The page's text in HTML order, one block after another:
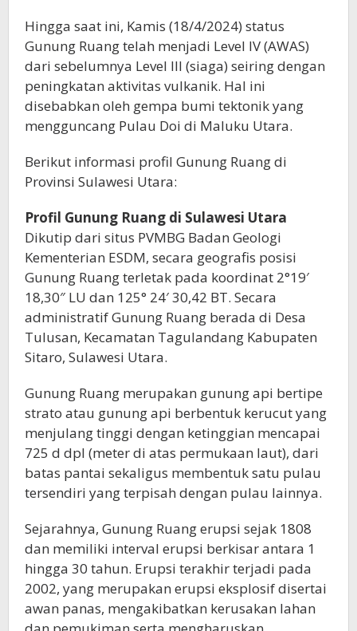
Hingga saat ini, Kamis (18/4/2024) status
Gunung Ruang telah menjadi Level IV (AWAS)
dari sebelumnya Level III (siaga) seiring dengan
peningkatan aktivitas vulkanik. Hal ini
disebabkan oleh gempa bumi tektonik yang
mengguncang Pulau Doi di Maluku Utara.
Berikut informasi profil Gunung Ruang di
Provinsi Sulawesi Utara:
Profil Gunung Ruang di Sulawesi Utara
Dikutip dari situs PVMBG Badan Geologi
Kementerian ESDM, secara geografis posisi
Gunung Ruang terletak pada koordinat 2°19′
18,30″ LU dan 125° 24′ 30,42 BT. Secara
administratif Gunung Ruang berada di Desa
Tulusan, Kecamatan Tagulandang Kabupaten
Sitaro, Sulawesi Utara.
Gunung Ruang merupakan gunung api bertipe
strato atau gunung api berbentuk kerucut yang
menjulang tinggi dengan ketinggian mencapai
725 d dpl (meter di atas permukaan laut), dari
batas pantai sekaligus membentuk satu pulau
tersendiri yang terpisah dengan pulau lainnya.
Sejarahnya, Gunung Ruang erupsi sejak 1808
dan memiliki interval erupsi berkisar antara 1
hingga 30 tahun. Erupsi terakhir terjadi pada
2002, yang merupakan erupsi eksplosif disertai
awan panas, mengakibatkan kerusakan lahan